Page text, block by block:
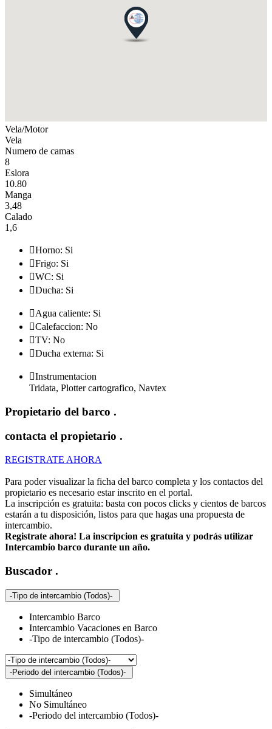
Vela/Motor
Vela
Numero de camas
8
Eslora
10.80
Manga
3,48
Calado
1,6
Horno: Si
Frigo: Si
WC: Si
Ducha: Si
Agua caliente: Si
Calefaccion: No
TV: No
Ducha externa: Si
Instrumentacion
Tridata, Plotter cartografico, Navtex
Propietario del barco .
contacta el propietario .
REGISTRATE AHORA
Para poder visualizar la ficha del barco completa y los contactos del
propietario es necesario estar inscrito en el portal.
La inscripción es gratuita: basta con pocos clicks y cientos de barcos
estarán a tu disposición, listos para que hagas una propuesta de
intercambio.
Registrate ahora! La inscripcion es gratuita y podrás utilizar
Intercambio barco durante un año.
Buscador .
-Tipo de intercambio (Todos)-
Intercambio Barco
Intercambio Vacaciones en Barco
-Tipo de intercambio (Todos)-
-Periodo del intercambio (Todos)-
Simultáneo
No Simultáneo
-Periodo del intercambio (Todos)-